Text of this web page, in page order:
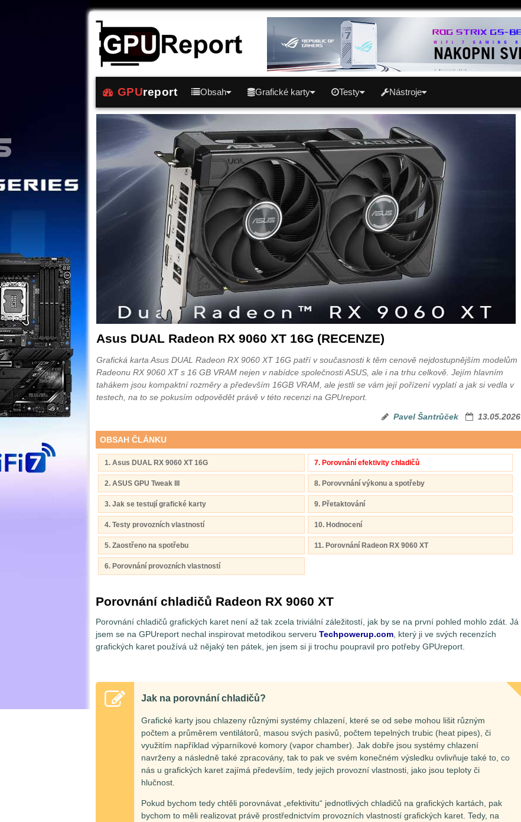
GPUreport Obsah Grafické karty Testy Nástroje
Asus DUAL Radeon RX 9060 XT 16G (RECENZE)
Grafická karta Asus DUAL Radeon RX 9060 XT 16G patří v současnosti k těm cenově nejdostupnějším modelům
Radeonu RX 9060 XT s 16 GB VRAM nejen v nabídce společnosti ASUS, ale i na trhu celkově. Jejím hlavním
tahákem jsou kompaktní rozměry a především 16GB VRAM, ale jestli se vám její pořízení vyplatí a jak si vedla v
testech, na to se pokusím odpovědět právě v této recenzi na GPUreport.
Pavel Šantrůček 13.05.2026
OBSAH ČLÁNKU
1. Asus DUAL RX 9060 XT 16G 7. Porovnání efektivity chladičů
2. ASUS GPU Tweak III 8. Porovvnání výkonu a spotřeby
3. Jak se testují grafické karty 9. Přetaktování
4. Testy provozních vlastností 10. Hodnocení
5. Zaostřeno na spotřebu 11. Porovnání Radeon RX 9060 XT
6. Porovnání provozních vlastností
Porovnání chladičů Radeon RX 9060 XT
Porovnání chladičů grafických karet není až tak zcela triviální záležitostí, jak by se na první pohled mohlo zdát. Já
jsem se na GPUreport nechal inspirovat metodikou serveru Techpowerup.com , který ji ve svých recenzích
grafických karet používá už nějaký ten pátek, jen jsem si ji trochu poupravil pro potřeby GPUreport.
Jak na porovnání chladičů?
Grafické karty jsou chlazeny různými systémy chlazení, které se od sebe mohou lišit různým
počtem a průměrem ventilátorů, masou svých pasivů, počtem tepelných trubic (heat pipes), či
využitím například výparníkové komory (vapor chamber). Jak dobře jsou systémy chlazení
navrženy a následně také zpracovány, tak to pak ve svém konečném výsledku ovlivňuje také to, co
nás u grafických karet zajímá především, tedy jejich provozní vlastnosti, jako jsou teploty či
hlučnost.
Pokud bychom tedy chtěli porovnávat „efektivitu“ jednotlivých chladičů na grafických kartách, pak
bychom to měli realizovat právě prostřednictvím provozních vlastností grafických karet. Tedy, na